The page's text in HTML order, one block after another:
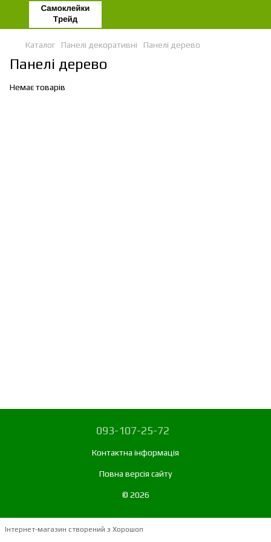
Каталог Панелі декоративні Панелі дерево
Панелі дерево
Немає товарів
093-107-25-72
Контактна інформація
Повна версія сайту
© 2026
Інтернет-магазин створений з Хорошоп